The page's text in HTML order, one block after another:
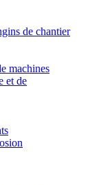
de chantier
machines
et de